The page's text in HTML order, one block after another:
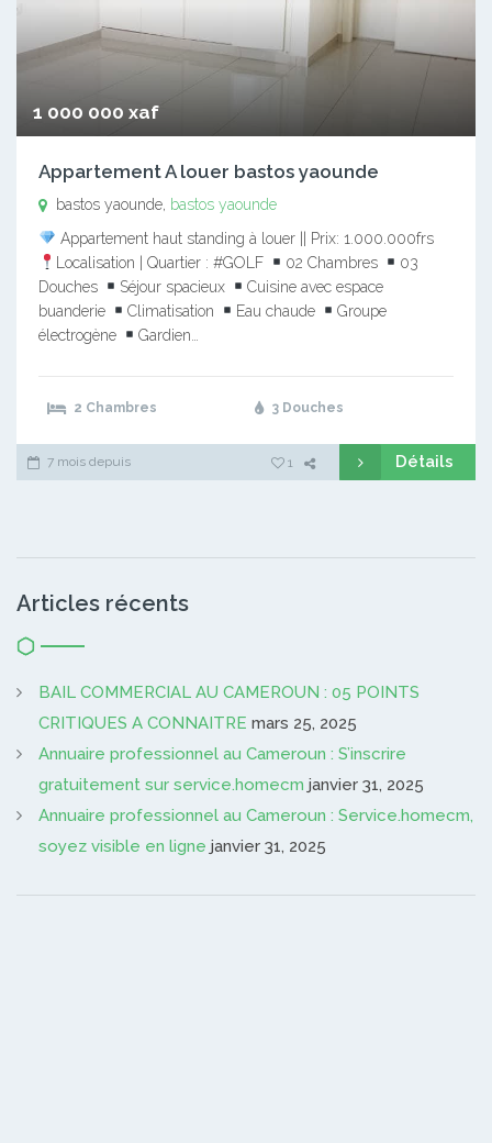
1 000 000 xaf
Appartement A louer bastos yaounde
bastos yaounde, bastos yaounde
Appartement haut standing à louer || Prix: 1.000.000frs
Localisation | Quartier : #GOLF
02 Chambres
03
Douches
Séjour spacieux
Cuisine avec espace
buanderie
Climatisation Eau chaude
Groupe
électrogène
Gardien…
2 Chambres 3 Douches
7 mois depuis 1 Détails
Articles récents
BAIL COMMERCIAL AU CAMEROUN : 05 POINTS
CRITIQUES A CONNAITRE mars 25, 2025
Annuaire professionnel au Cameroun : S’inscrire
gratuitement sur service.homecm janvier 31, 2025
Annuaire professionnel au Cameroun : Service.homecm,
soyez visible en ligne janvier 31, 2025